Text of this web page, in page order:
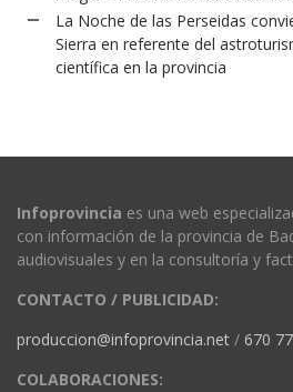
La Noche de las Perseidas
Sierra en referente del
científica en la provincia
Infoprovincia es una web
con información de la provincia de
audiovisuales y en la consultoría y
CONTACTO / PUBLICIDAD:
produccion@infoprovincia.net / 670
COLABORACIONES: